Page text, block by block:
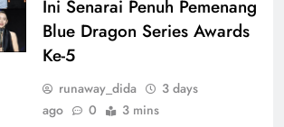
Ini Senarai Penuh Pemenang
Blue Dragon Series Awards
Ke-5
runaway_dida
3 days
ago
0 3 mins